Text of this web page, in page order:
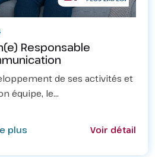
Responsable
de ses activités et
équipe, le
Responsable Marketing et
plus Voir détail